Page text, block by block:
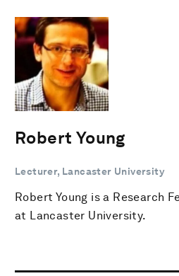
Robert Young
Lecturer, Lancaster University
Robert Young is a Research
at Lancaster University.